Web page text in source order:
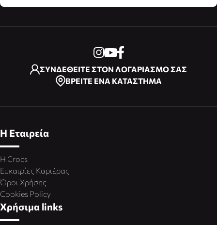
ΣΥΝΔΕΘΕΙΤΕ ΣΤΟΝ ΛΟΓΑΡΙΑΣΜΟ ΣΑΣ
ΒΡΕΙΤΕ ΕΝΑ ΚΑΤΑΣΤΗΜΑ
Η Εταιρεία
Η Crocs
Ευκαιρίες Καριέρας
Όροι Χρήσης
Cookies Policy
Χρήσιμα links